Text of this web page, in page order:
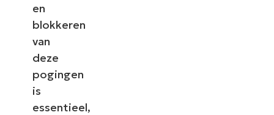
en
blokkeren
van
deze
pogingen
is
essentieel,